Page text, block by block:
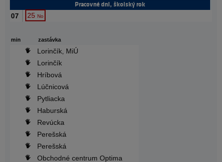
min zastávka
Lorinčík, MiÚ
Lorinčík
Hríbová
Lúčnicová
Pytliacka
Haburská
Revúcka
Perešská
Perešská
Obchodné centrum Optima
Pracovné dni, školský rok
07 25 No